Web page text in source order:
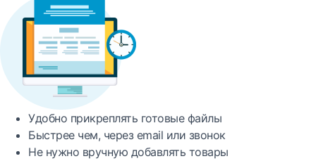
Удобно прикреплять готовые файлы
Быстреечем, через email или звонок
Не нужно вручную добавлять товары